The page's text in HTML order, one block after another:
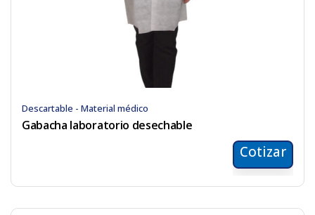
Descartable - Material médico
Gabacha laboratorio desechable
Cotizar